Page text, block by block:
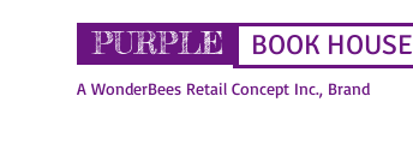
BOOK HOUSE
PURPLE
A WonderBees Retail Concept Inc., Brand